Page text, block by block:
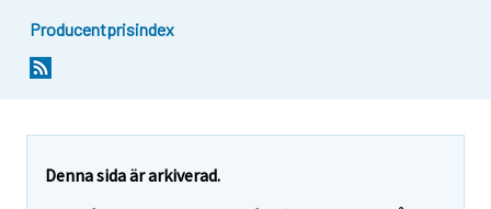
Producentprisindex
Denna sida är arkiverad.